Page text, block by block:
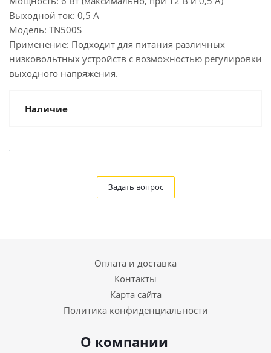
Выходной ток: 0,5 А
Модель: TN500S
Применение: Подходит для питания различных
низковольтных устройств с возможностью регулировки
выходного напряжения.
Наличие
Задать вопрос
Оплата и доставка
Контакты
Карта сайта
Политика конфиденциальности
О компании